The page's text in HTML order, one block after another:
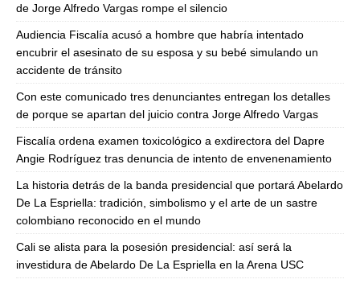
de Jorge Alfredo Vargas rompe el silencio
Audiencia Fiscalía acusó a hombre que habría intentado
encubrir el asesinato de su esposa y su bebé simulando un
accidente de tránsito
Con este comunicado tres denunciantes entregan los detalles
de porque se apartan del juicio contra Jorge Alfredo Vargas
Fiscalía ordena examen toxicológico a exdirectora del Dapre
Angie Rodríguez tras denuncia de intento de envenenamiento
La historia detrás de la banda presidencial que portará Abelardo
De La Espriella: tradición, simbolismo y el arte de un sastre
colombiano reconocido en el mundo
Cali se alista para la posesión presidencial: así será la
investidura de Abelardo De La Espriella en la Arena USC